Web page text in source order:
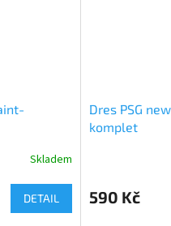
Skladem
DETAIL
Dres PSG
komplet
590 Kč